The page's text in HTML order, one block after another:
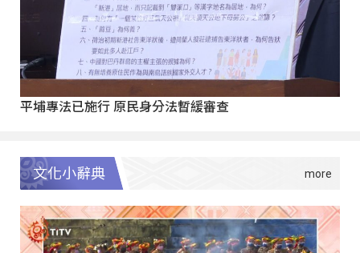
平埔專法已施行 原民身分法暫緩審查
文化小辭典